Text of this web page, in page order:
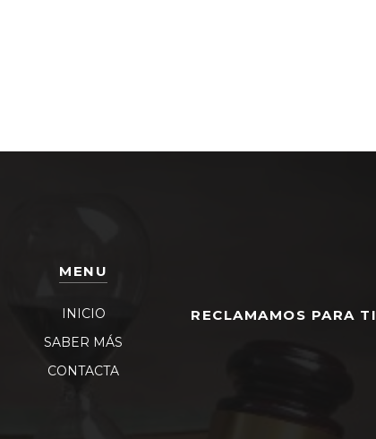
MENU
INICIO
SABER MÁS
CONTACTA
RECLAMAMOS PARA TI